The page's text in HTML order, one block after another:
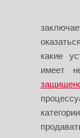
какие
имеет